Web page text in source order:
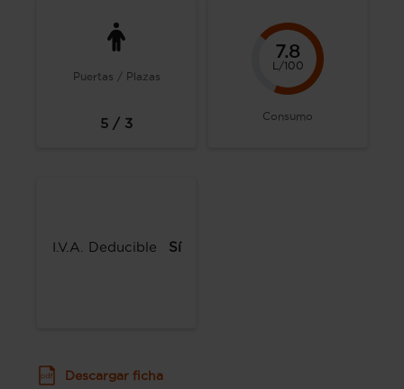
Puertas / Plazas
5 / 3
7.8
L/100
Consumo
I.V.A. Deducible Sí
Descargar ficha